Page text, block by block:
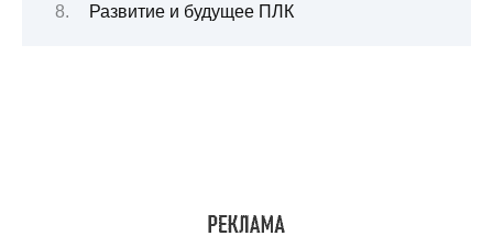
Развитие и будущее ПЛК